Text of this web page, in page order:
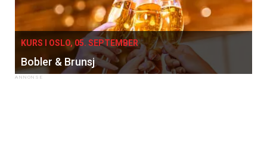
KURS I OSLO, 05. SEPTEMBER
Bobler & Brunsj